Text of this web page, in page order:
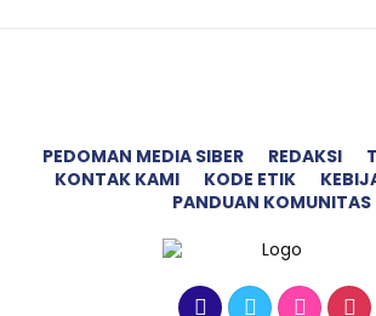
PEDOMAN MEDIA SIBER REDAKSI
KONTAK KAMI
KODE ETIK
PANDUAN KOMUNITAS